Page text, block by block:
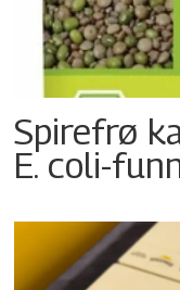
Spirefrø
E. coli-